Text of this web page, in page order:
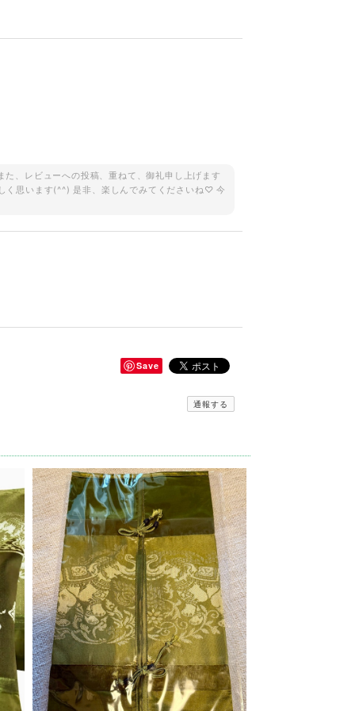
、レビューへの投稿、重ねて、御礼申し上げます
思います(^^) 是非、楽しんでみてくださいね♡ 今
さん使っていただけたら幸いです(o^^o) 今後と
うございました😊
りがとうございます☆ 久しぶりに入荷したココナ
をよろしくお願い致します☆
Save
通報する